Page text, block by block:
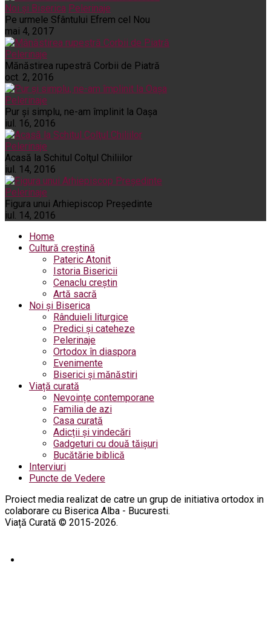
Noi și Biserica Pelerinaje
Pe urmele Sfântului Efrem cel Nou
mai 4, 2017
Pelerinaje
Mănăstirea rupestră Corbii de Piatră
oct. 2, 2016
Pelerinaje
Pur şi simplu, ne-am împlinit la Oaşa
iul. 16, 2016
Pelerinaje
Acasă la Schitul Colţul Chiliilor
iul. 14, 2016
Pelerinaje
Figura unui Arhiepiscop Preşedinte
iul. 14, 2016
Home
Cultură creștină
Pateric Atonit
Istoria Bisericii
Cenaclu creștin
Artă sacră
Noi și Biserica
Rânduieli liturgice
Predici și cateheze
Pelerinaje
Ortodox în diaspora
Evenimente
Biserici și mănăstiri
Viață curată
Nevoințe contemporane
Familia de azi
Casa curată
Adicții și vindecări
Gadgeturi cu două tăișuri
Bucătărie biblică
Interviuri
Puncte de Vedere
Proiect media realizat de catre un grup de initiativa ortodox in
colaborare cu Biserica Alba - Bucuresti.
Viață Curată © 2015-2026.